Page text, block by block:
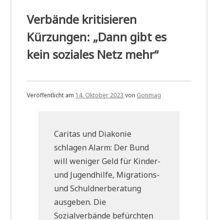
Verbände kritisieren
Kürzungen: „Dann gibt es
kein soziales Netz mehr“
Veröffentlicht am 14. Oktober 2023 von Gonmag
Caritas und Diakonie
schlagen Alarm: Der Bund
will weniger Geld für Kinder-
und Jugendhilfe, Migrations-
und Schuldnerberatung
ausgeben. Die
Sozialverbände befürchten